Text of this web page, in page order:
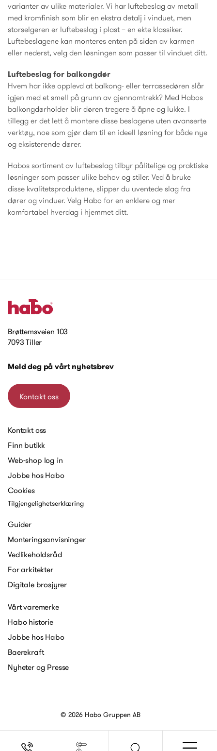
varianter av ulike materialer. Vi har luftebeslag av metall
med kromfinish som blir en ekstra detalj i vinduet, men
storselgeren er luftebeslag i plast – en ekte klassiker.
Luftebeslagene kan monteres enten på siden av karmen
eller nederst, velg den løsningen som passer til vinduet ditt.
Luftebeslag for balkongdør
Hvem har ikke opplevd at balkong- eller terrassedøren slår
igjen med et smell på grunn av gjennomtrekk? Med Habos
balkongdørholder blir døren tregere å åpne og lukke. I
tillegg er det lett å montere disse beslagene uten avanserte
verktøy, noe som gjør dem til en ideell løsning for både nye
og eksisterende dører.
Habos sortiment av luftebeslag tilbyr pålitelige og praktiske
løsninger som passer ulike behov og stiler. Ved å bruke
disse kvalitetsproduktene, slipper du uventede slag fra
dører og vinduer. Velg Habo for en enklere og mer
komfortabel hverdag i hjemmet ditt.
Brøttemsveien 103
7093 Tiller
Meld deg på vårt nyhetsbrev
Kontakt oss
Kontakt oss
Finn butikk
Web-shop log in
Jobbe hos Habo
Cookies
Tilgjengelighetserklæring
Guider
Monteringsanvisninger
Vedlikeholdsråd
For arkitekter
Digitale brosjyrer
Vårt varemerke
Habo historie
Jobbe hos Habo
Baerekraft
Nyheter og Presse
© 2026 Habo Gruppen AB